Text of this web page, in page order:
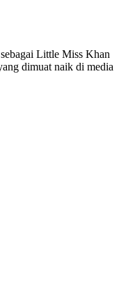
Little Miss Khan
dimuat naik di media